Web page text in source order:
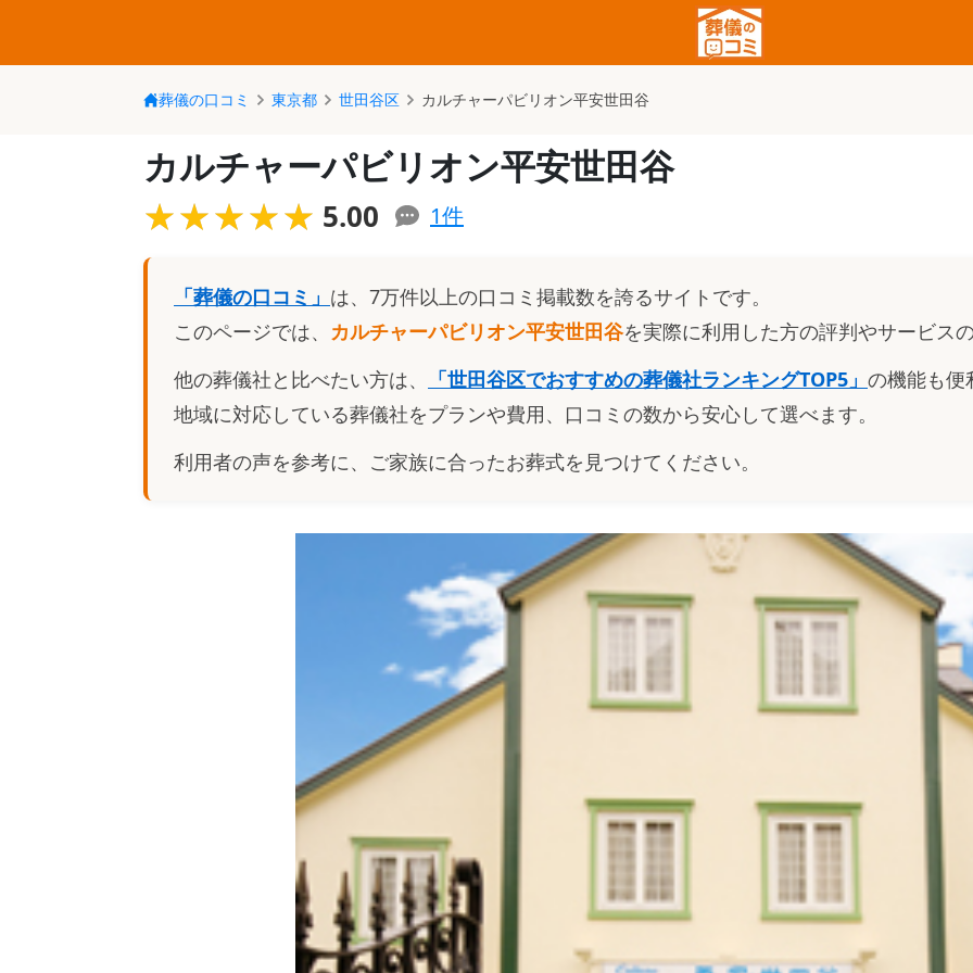
葬儀の口コミ 東京都 世田谷区 カルチャーパビリオン平安世田谷
カルチャーパビリオン平安世田谷
★★★★★
★★★★★ 5.00 1件
「葬儀の口コミ」 は、7万件以上の口コミ掲載数を誇るサイトです。
このページでは、 カルチャーパビリオン平安世田谷を実際に利用した方の評判やサービス
他の葬儀社と比べたい方は、
「世田谷区でおすすめの葬儀社ランキングTOP5 」 の機能も便
地域に対応している葬儀社をプランや費用、口コミの数から安心して選べます。
利用者の声を参考に、ご家族に合ったお葬式を見つけてください。